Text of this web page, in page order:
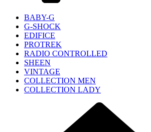
BABY-G
G-SHOCK
EDIFICE
PROTREK
RADIO CONTROLLED
SHEEN
VINTAGE
COLLECTION MEN
COLLECTION LADY